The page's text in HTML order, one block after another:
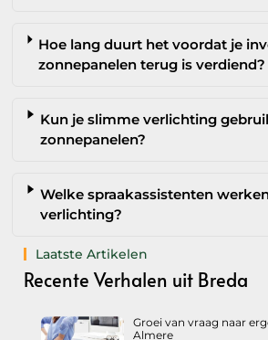
Hoe lang duurt het voordat je
zonnepanelen terug is verdiend?
Kun je slimme verlichting
zonnepanelen?
Welke spraakassistenten
verlichting?
Laatste Artikelen
Recente Verhalen uit Breda
Groei van vraag naar
Almere